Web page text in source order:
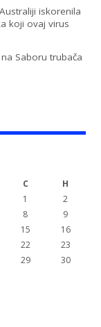
iskorenila
koji ovaj virus
Saboru trubača
С
Н
1
2
8
9
15
16
22
23
29
30